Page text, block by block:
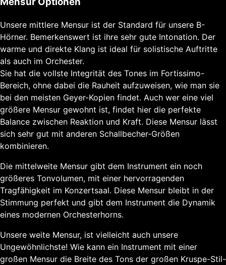
Unsere mittlere Mensur ist der Standard für unsere B-
Hörner. Bemerkenswert ist ihre sehr gute Intonation. Der
warme und direkte Klang ist ideal für solistische Auftritte
als auch im Orchester.
Sie hat die vollste Integrität des Tones im Fortissimo-
Bereich, ohne dabei die Rauheit aufzuweisen, wie man sie
bei den meisten Geyer-Kopien findet. Auch wer eine viel
größere Mensur gewohnt ist, findet hier die perfekte
Balance zwischen Reaktion und Kraft. Diese Mensur lässt
sich sehr gut mit anderen Schallbecher-Größen
kombinieren.
Die mittelweite Mensur gibt dem Instrument ein noch
größeres Tonvolumen, mit einer hervorragenden
Tragfähigkeit im Konzertsaal. Diese Mensur bleibt in der
Stimmung perfekt und gibt dem Instrument die Dynamik
eines modernen Orchesterhorns.
Unsere weite Mensur, ist vielleicht auch unsere
Ungewöhnlichste! Wie kann ein Instrument mit einer
großen Mensur die Breite des Tons der großen Kruspe-Stil-